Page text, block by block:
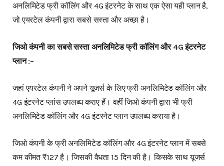
अनलिमिटेड फ्री कॉलिंग और 4G इंटरनेट के साथ एक ऐसा यही प्लान है,
जो एयरटेल कंपनी द्वारा सबसे सस्ता और अच्छा है।
जिओ कंपनी का सबसे सस्ता अनलिमिटेड फ्री कॉलिंग और 4G इंटरनेट
प्लान :–
जहां एयरटेल कंपनी ने अपने यूजर्स के लिए फ्री अनलिमिटेड कॉलिंग और
4G इंटरनेट प्लांस उपलब्ध कराए हैं। वहीं जिओ कंपनी द्वारा भी फ्री
अनलिमिटेड कॉलिंग और 4G इंटरनेट प्लान उपलब्ध कराया है।
जिओ कंपनी के फ्री अनलिमिटेड कॉलिंग और 4G इंटरनेट प्लान में सबसे
कम कीमत ₹127 है। जिसकी वैधता 15 दिन की है। किसके साथ यूजर्स